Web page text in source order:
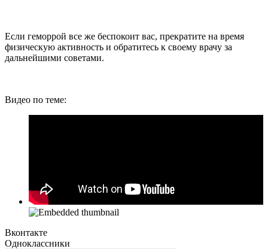
Если геморрой все же беспокоит вас, прекратите на время
физическую активность и обратитесь к своему врачу за
дальнейшими советами.
Видео по теме:
Вконтакте
Одноклассники